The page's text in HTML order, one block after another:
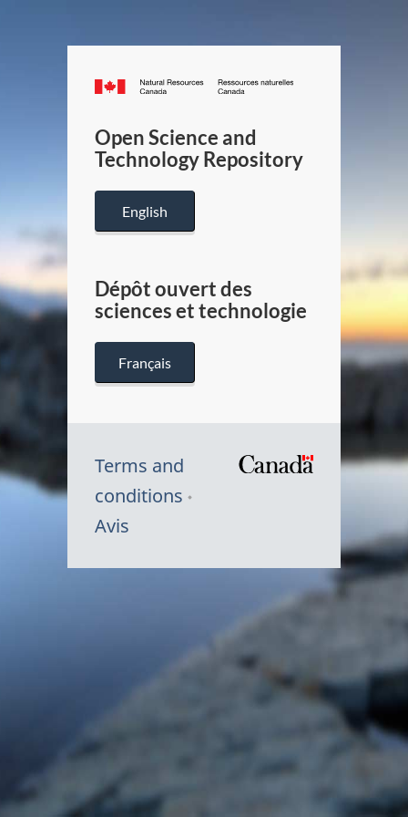
Canada.ca
/
Canada
Open Science and
Technology Repository
English
Dépôt ouvert des
sciences et technologie
Français
Terms and
conditions
Avis
du